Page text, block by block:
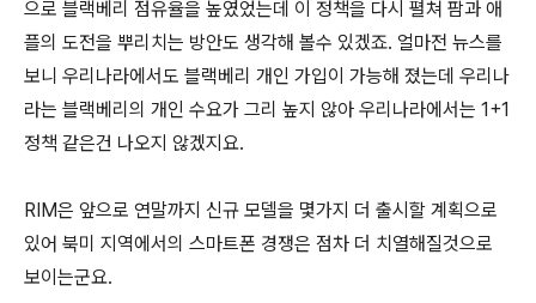
으로 블랙베리 점유율을 높였었는데 이 정책을 다시 펼쳐 팜과 애
플의 도전을 뿌리치는 방안도 생각해 볼수 있겠죠. 얼마전 뉴스를
보니 우리나라에서도 블랙베리 개인 가입이 가능해 졌는데 우리나
라는 블랙베리의 개인 수요가 그리 높지 않아 우리나라에서는 1+1
정책 같은건 나오지 않겠지요.
RIM은 앞으로 연말까지 신규 모델을 몇가지 더 출시할 계획으로
있어 북미 지역에서의 스마트폰 경쟁은 점차 더 치열해질것으로
보이는군요.